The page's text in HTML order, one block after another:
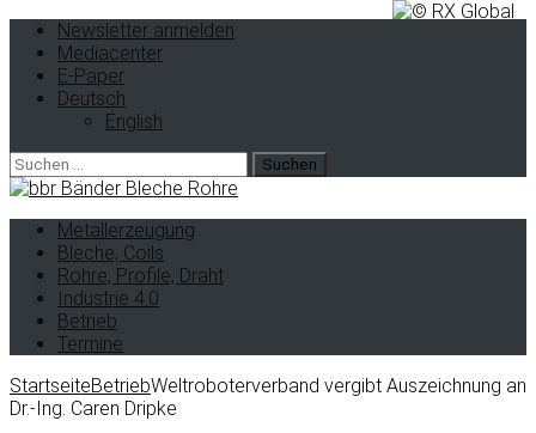
Newsletter anmelden
Mediacenter
E-Paper
Deutsch
English
Suche
nach:
Metallerzeugung
Bleche, Coils
Rohre, Profile, Draht
Industrie 4.0
Betrieb
Termine
StartseiteBetriebWeltroboterverband vergibt Auszeichnung an
Dr.-Ing. Caren Dripke